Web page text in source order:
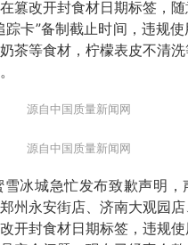
篡改开封食材日期标签，
踪卡”备制截止时间，违规
茶等食材，柠檬表皮不清
源自中国质量新闻网
源自中国质量新闻网
雪冰城急忙发布致歉声明，
州永安街店、济南大观园
开封食材日期标签，违规